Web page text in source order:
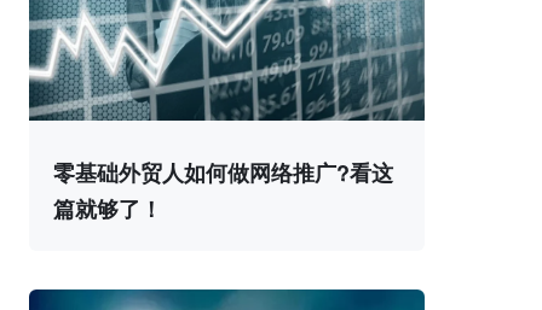
零基础外贸人如何做网络推广?看这
篇就够了！